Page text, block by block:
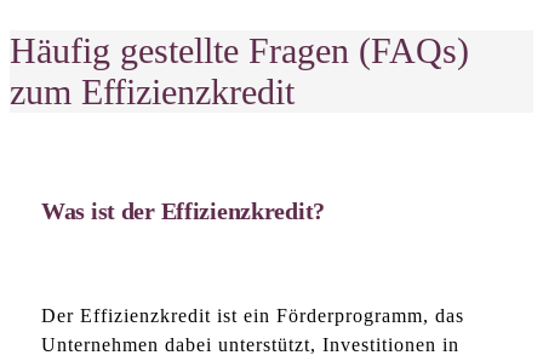
Häufig gestellte Fragen (FAQs)
zum Effizienzkredit
Was ist der Effizienzkredit?
Der Effizienzkredit ist ein Förderprogramm, das
Unternehmen dabei unterstützt, Investitionen in